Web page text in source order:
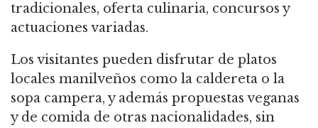
tradicionales, oferta culinaria, concursos y
actuaciones variadas.
Los visitantes pueden disfrutar de platos
locales manilveños como la caldereta o la
sopa campera, y además propuestas veganas
y de comida de otras nacionalidades, sin